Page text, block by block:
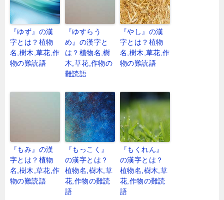
『ゆず』の漢
字とは？植物
名,樹木,草花,作
物の難読語
『ゆすらう
め』の漢字と
は？植物名,樹
木,草花,作物の
難読語
『やし』の漢
字とは？植物
名,樹木,草花,作
物の難読語
『もみ』の漢
字とは？植物
名,樹木,草花,作
物の難読語
『もっこく』
の漢字とは？
植物名,樹木,草
花,作物の難読
語
『もくれん』
の漢字とは？
植物名,樹木,草
花,作物の難読
語